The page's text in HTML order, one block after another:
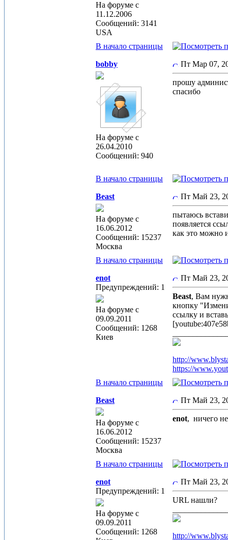
На форуме с
11.12.2006
Сообщений: 3141
USA
В начало страницы
bobby
На форуме с
26.04.2010
Сообщений: 940
Пт Мар 07,
прошу
спасибо
В начало страницы
Beast
На форуме с
16.06.2012
Сообщений: 15237
Москва
Пт Май 23,
пытаюсь
появляется
как это можно
В начало страницы
enot
Предупреждений: 1
На форуме с
09.09.2011
Сообщений: 1268
Киев
Пт Май 23,
Beast, Вам
кнопку
ссылку и
http://
https://
В начало страницы
Beast
На форуме с
16.06.2012
Сообщений: 15237
Москва
Пт Май 23,
enot, ничего
В начало страницы
enot
Предупреждений: 1
На форуме с
09.09.2011
Сообщений: 1268
Пт Май 23,
URL нашли?
http://